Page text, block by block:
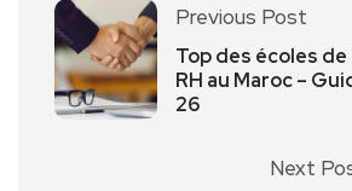
Previous Post
Top des écoles
RH au Maroc –
26
Next